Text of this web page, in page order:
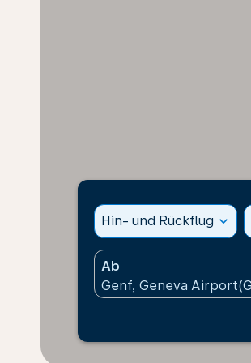
Hin- und Rückflug expand_more
Ab